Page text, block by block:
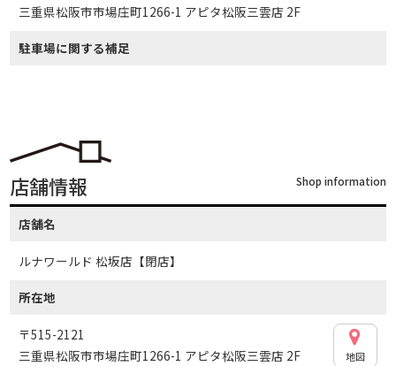
三重県松阪市市場庄町1266-1 アピタ松阪三雲店 2F
駐車場に関する補足
店舗情報 Shop information
店舗名
ルナワールド 松坂店【閉店】
所在地
〒515-2121
三重県松阪市市場庄町1266-1 アピタ松阪三雲店 2F
地図